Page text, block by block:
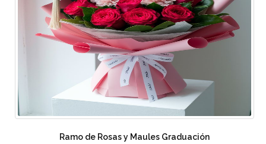
Ramo de Rosas y Maules Graduación